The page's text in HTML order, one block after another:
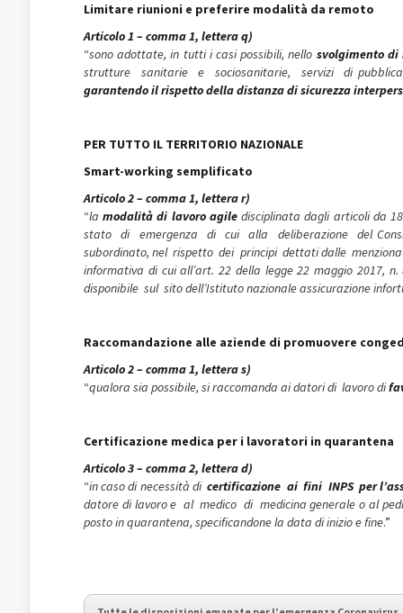
Limitare riunioni e preferire modalità da remoto
Articolo 1 – comma 1, lettera q)
“sono adottate, in tutti i casi possibili, nello svolgimento
strutture sanitarie e sociosanitarie, servizi di pubblica
garantendo il rispetto della distanza di sicurezza
PER TUTTO IL TERRITORIO NAZIONALE
Smart-working semplificato
Articolo 2 – comma 1, lettera r)
“lamodalità di lavoro agiledisciplinata dagli articoli da
stato di emergenza di cui alla deliberazione del
subordinato, nel rispetto dei principi dettati dalle
informativa di cui all’art. 22 della legge 22 maggio
disponibile sul sito dell’Istituto nazionale assicurazione
Raccomandazione alle aziende di promuovere
Articolo 2 – comma 1, lettera s)
“qualora sia possibile, si raccomanda ai datori di lavoro di
Certificazione medica per i lavoratori in quarantena
Articolo 3 – comma 2, lettera d)
“in caso di necessità dicertificazione ai fini INPS per
datore di lavoro e al medico di medicina generale o al
posto in quarantena, specificandone la data di inizio e fine.”